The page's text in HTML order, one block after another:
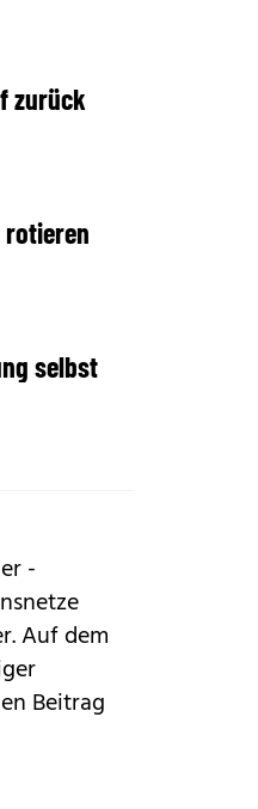
zurück
rotieren
selbst
-
Auf dem
Beitrag